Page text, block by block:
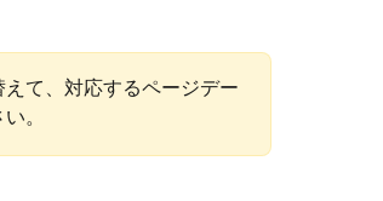
て、対応するページデー
。